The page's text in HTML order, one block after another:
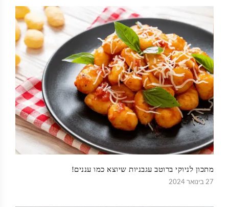
מתכון לניוקי ברוטב עגבניות שיוצא כמו עננים!
27 בינואר 2024